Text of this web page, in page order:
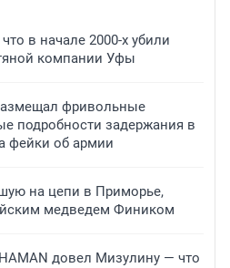
в начале 2000-х убили
компании Уфы
фривольные
подробности задержания в
фейки об армии
на цепи в Приморье,
медведем Фиником
довел Мизулину — что